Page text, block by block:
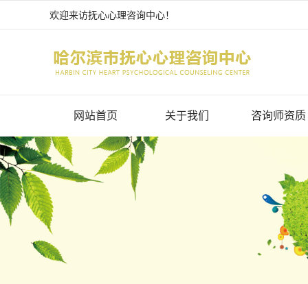
欢迎来访抚心心理咨询中心！
网站首页 关于我们 咨询师资质